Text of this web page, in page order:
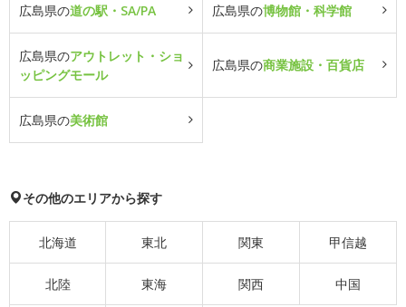
広島県の道の駅・SA/PA 広島県の博物館・科学館
広島県のアウトレット・ショ
ッピングモール
広島県の商業施設・百貨店
広島県の美術館
その他のエリアから探す
北海道 東北 関東 甲信越
北陸 東海 関西 中国